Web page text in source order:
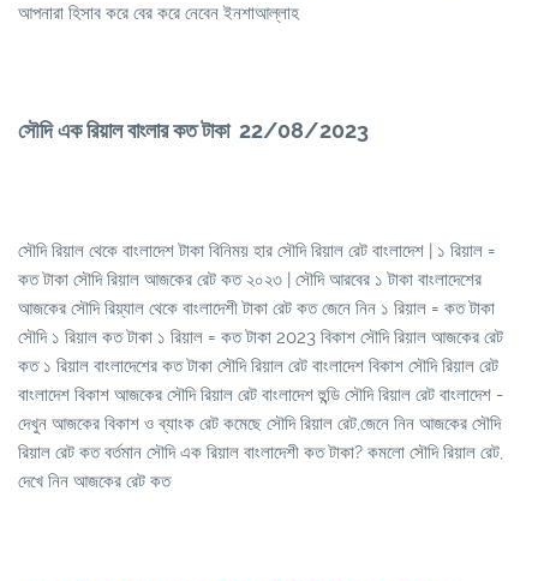
আপনারা হিসাব করে বের করে নেবেন ইনশাআল্লাহ
সৌদি এক রিয়াল বাংলার কত টাকা 22/08/2023
সৌদি রিয়াল থেকে বাংলাদেশ টাকা বিনিময় হার সৌদি রিয়াল রেট বাংলাদেশ | ১ রিয়াল =
কত টাকা সৌদি রিয়াল আজকের রেট কত ২০২৩ | সৌদি আরবের ১ টাকা বাংলাদেশের
আজকের সৌদি রিয়্যাল থেকে বাংলাদেশী টাকা রেট কত জেনে নিন ১ রিয়াল = কত টাকা
সৌদি ১ রিয়াল কত টাকা ১ রিয়াল = কত টাকা 2023 বিকাশ সৌদি রিয়াল আজকের রেট
কত ১ রিয়াল বাংলাদেশের কত টাকা সৌদি রিয়াল রেট বাংলাদেশ বিকাশ সৌদি রিয়াল রেট
বাংলাদেশ বিকাশ আজকের সৌদি রিয়াল রেট বাংলাদেশ হুন্ডি সৌদি রিয়াল রেট বাংলাদেশ -
দেখুন আজকের বিকাশ ও ব্যাংক রেট কমেছে সৌদি রিয়াল রেট,জেনে নিন আজকের সৌদি
রিয়াল রেট কত বর্তমান সৌদি এক রিয়াল বাংলাদেশী কত টাকা? কমলো সৌদি রিয়াল রেট,
দেখে নিন আজকের রেট কত